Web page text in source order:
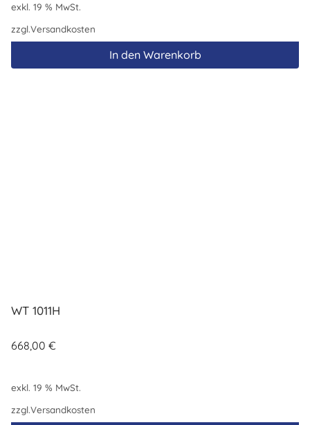
exkl. 19 % MwSt.
zzgl.Versandkosten
In den Warenkorb
WT 1011H
668,00 €
exkl. 19 % MwSt.
zzgl.Versandkosten